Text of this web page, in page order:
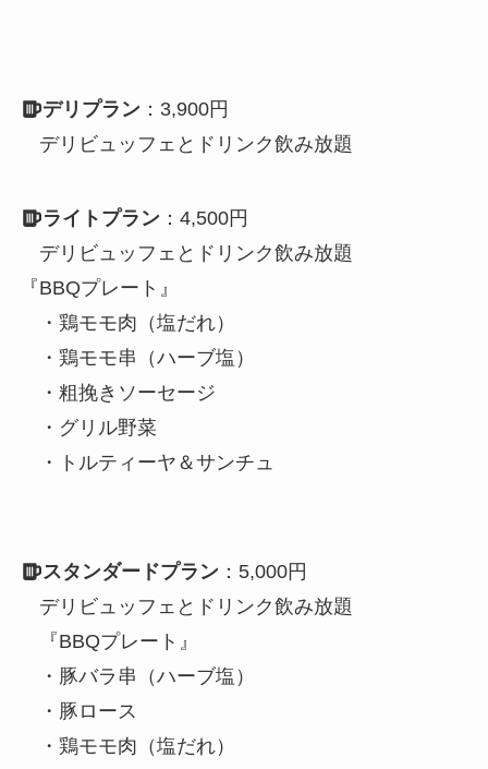
デリプラン ：3,900円
デリビュッフェとドリンク飲み放題
ライトプラン ：4,500円
デリビュッフェとドリンク飲み放題
『BBQプレート』
・鶏モモ⾁（塩だれ）
・鶏モモ串（ハーブ塩）
・粗挽きソーセージ
・グリル野菜
・トルティーヤ＆サンチュ
スタンダードプラン ：5,000円
デリビュッフェとドリンク飲み放題
『BBQプレート』
・豚バラ串（ハーブ塩）
・豚ロース
・鶏モモ⾁（塩だれ）